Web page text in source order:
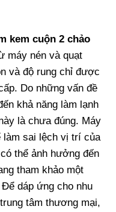
kem cuộn 2 chảo
máy nén và quạt
và độ rung chỉ được
Do những vấn đề
khả năng làm lạnh
là chưa đúng. Máy
làm sai lệch vị trí của
thể ảnh hưởng đến
tham khảo một
Để dáp ứng cho nhu
tâm thương mại,